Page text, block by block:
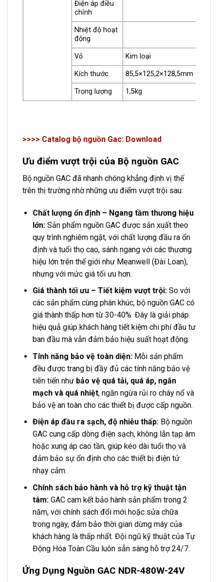
Điện áp điều
chỉnh
Nhiệt độ hoạt
động
Vỏ Kim loại
Kích thước 85,5×125,2×128,5mm
Trọng lượng 1,5kg
>>>> Catalog bộ nguồn Gac: Download
Ưu điểm vượt trội của Bộ nguồn GAC
Bộ nguồn GAC đã nhanh chóng khẳng định vị thế
trên thị trường nhờ những ưu điểm vượt trội sau:
Chất lượng ổn định – Ngang tầm thương hiệu
lớn:Sản phẩm nguồn GAC được sản xuất theo
quy trình nghiêm ngặt, với chất lượng đầu ra ổn
định và tuổi thọ cao, sánh ngang với các thương
hiệu lớn trên thế giới như Meanwell (Đài Loan),
nhưng với mức giá tối ưu hơn.
Giá thành tối ưu – Tiết kiệm vượt trội:So với
các sản phẩm cùng phân khúc, bộ nguồn GAC có
giá thành thấp hơn từ 30-40%. Đây là giải pháp
hiệu quả giúp khách hàng tiết kiệm chi phí đầu tư
ban đầu mà vẫn đảm bảo hiệu suất hoạt động.
Tính năng bảo vệ toàn diện:Mỗi sản phẩm
đều được trang bị đầy đủ các tính năng bảo vệ
tiên tiến như bảo vệ quá tải, quá áp, ngắn
mạch và quá nhiệt, ngăn ngừa rủi ro cháy nổ và
bảo vệ an toàn cho các thiết bị được cấp nguồn.
Điện áp đầu ra sạch, độ nhiễu thấp:Bộ nguồn
GAC cung cấp dòng điện sạch, không lẫn tạp âm
hoặc xung áp cao tần, giúp kéo dài tuổi thọ và
đảm bảo sự ổn định cho các thiết bị điện tử
nhạy cảm.
Chính sách bảo hành và hỗ trợ kỹ thuật tận
tâm:GAC cam kết bảo hành sản phẩm trong 2
năm, với chính sách đổi mới hoặc sửa chữa
trong ngày, đảm bảo thời gian dừng máy của
khách hàng là thấp nhất. Đội ngũ kỹ thuật của Tự
Động Hóa Toàn Cầu luôn sẵn sàng hỗ trợ 24/7.
Ứng Dụng Nguồn GAC NDR-480W-24V